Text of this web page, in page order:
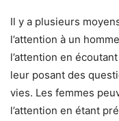
Il y a plusieurs
l’attention à un
l’attention en
leur posant des
vies. Les femmes
l’attention en étant